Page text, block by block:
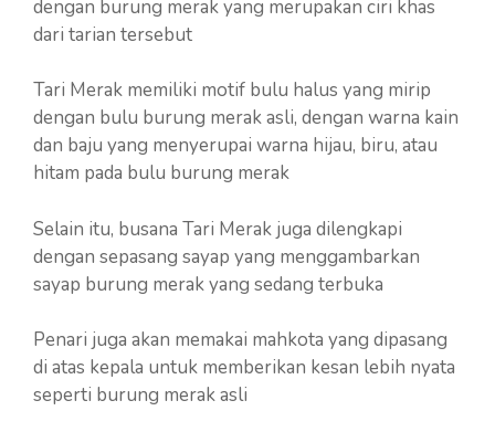
dengan burung merak yang merupakan ciri khas
dari tarian tersebut
Tari Merak memiliki motif bulu halus yang mirip
dengan bulu burung merak asli, dengan warna kain
dan baju yang menyerupai warna hijau, biru, atau
hitam pada bulu burung merak
Selain itu, busana Tari Merak juga dilengkapi
dengan sepasang sayap yang menggambarkan
sayap burung merak yang sedang terbuka
Penari juga akan memakai mahkota yang dipasang
di atas kepala untuk memberikan kesan lebih nyata
seperti burung merak asli